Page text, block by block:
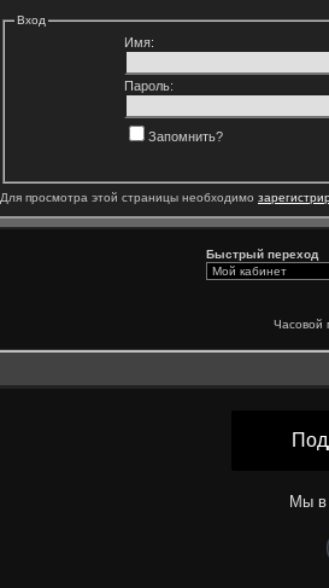
Вход
Имя:
Пароль:
Запомнить?
Для просмотра этой страницы необходимо
Быстрый переход
Часовой
Мы в